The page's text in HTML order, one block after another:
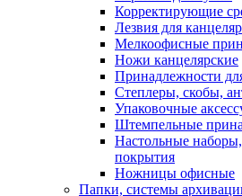
Корректирующие
Лезвия для
Мелкоофисные
Ножи канцелярские
Принадлежности
Степлеры, скобы,
Упаковочные
Штемпельные
Настольные
покрытия
Ножницы офисные
Папки, системы